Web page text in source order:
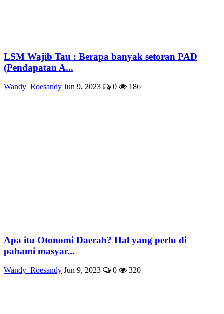
LSM Wajib Tau : Berapa banyak setoran PAD
(Pendapatan A...
Wandy_Roesandy Jun 9, 2023 0 186
Apa itu Otonomi Daerah? Hal yang perlu di
pahami masyar...
Wandy_Roesandy Jun 9, 2023 0 320